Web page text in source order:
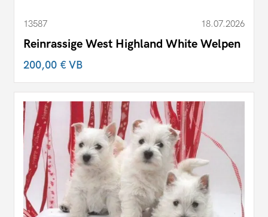
13587 18.07.2026
Reinrassige West Highland White Welpen
200,00 €VB